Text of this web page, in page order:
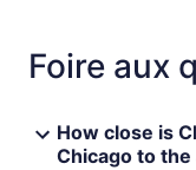
Foire aux
How close is
Chicago to